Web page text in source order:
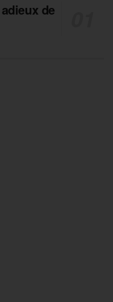
de